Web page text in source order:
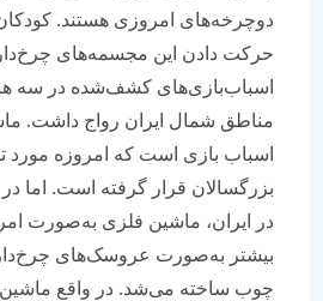
دوچرخه‌های امروزی هستند. کودکان
حرکت دادن این مجسمه‌های چرخ‌دار
اسباب‌بازی‌های کشف‌شده در سه هزار
مناطق شمال ایران رواج داشت. ماشین
اسباب بازی‌ است که امروزه مورد توجه
بزرگسالان قرار گرفته است. اما در
در ایران، ماشین فلزی به‌صورت
بیشتر به‌صورت عروسک‌های چرخ‌دار با
چوب ساخته می‌شد. در واقع ماشین فلزی